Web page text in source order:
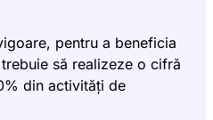
pentru a beneficia
să realizeze o cifră
din activități de